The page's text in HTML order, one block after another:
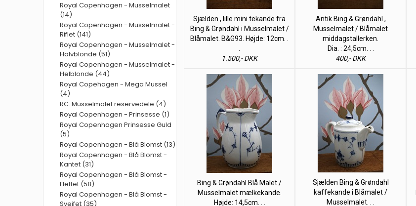
Sjælden , lille mini tekande fra
Bing & Grøndahl i Musselmalet /
Blåmalet. B&G93. Højde: 12cm. .
1.500,- DKK
Antik Bing & Grøndahl ,
Musselmalet / Blåmalet
middagstallerken.
Dia. : 24,5cm. . .
400,- DKK
Bing & Grøndahl Blå Malet /
Musselmalet mælkekande.
Højde: 14,5cm. . .
Sjælden Bing & Grøndahl
kaffekande i Blåmalet /
Musselmalet. . .
Royal Copenhagen - Musselmalet
(14)
Royal Copenhagen - Musselmalet -
Riflet (141)
Royal Copenhagen - Musselmalet -
Halvblonde (51)
Royal Copenhagen - Musselmalet -
Helblonde (44)
Royal Copehagen - Mega Mussel
(4)
RC. Musselmalet reservedele (4)
Royal Copenhagen - Prinsesse (1)
Royal Copenhagen Prinsesse Guld
(5)
Royal Copenhagen - Blå Blomst (13)
Royal Copenhagen - Blå Blomst -
Kantet (31)
Royal Copenhagen - Blå Blomst -
Flettet (58)
Royal Copenhagen - Blå Blomst -
Svejfet (35)